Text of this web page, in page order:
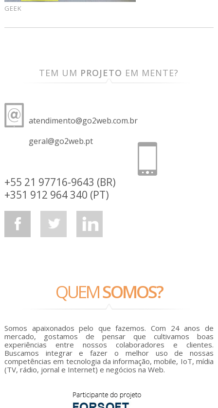
GEEK
TEM UM PROJETO EM MENTE?
atendimento@go2web.com.br
geral@go2web.pt
+55 21 97716-9643 (BR)
+351 912 964 340 (PT)
QUEMSOMOS?
Somos apaixonados pelo que fazemos. Com 24 anos de
mercado, gostamos de pensar que cultivamos boas
experiências entre nossos colaboradores e clientes.
Buscamos integrar e fazer o melhor uso de nossas
competências em tecnologia da informação, mobile, IoT, mídia
(TV, rádio, jornal e Internet) e negócios na Web.